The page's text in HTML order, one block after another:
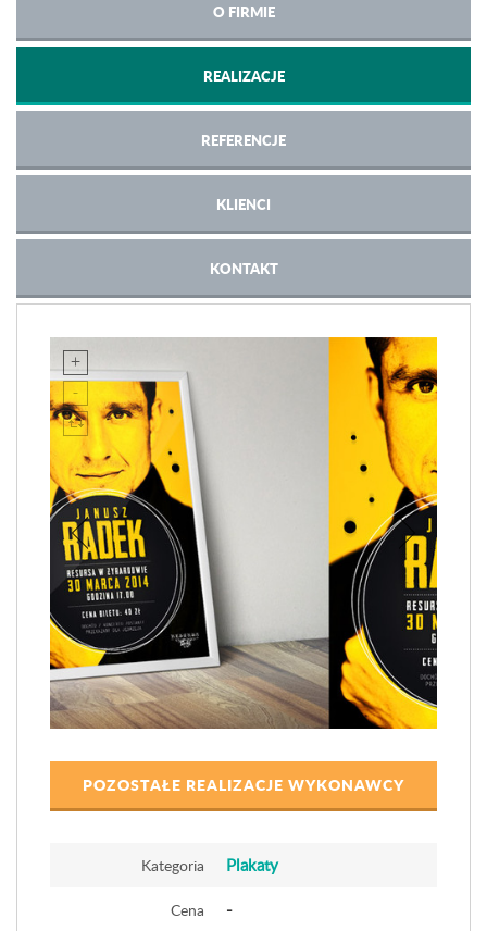
O FIRMIE
REALIZACJE
REFERENCJE
KLIENCI
KONTAKT
POZOSTAŁE REALIZACJE WYKONAWCY
Kategoria Plakaty
Cena -